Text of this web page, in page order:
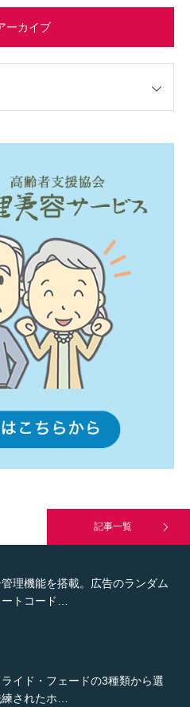
ーカイブ
記事一覧
あらゆる業種に対応可能な新しい
稿タイプ実…
人高齢者支援協会がコミュパ.com
ージを…
理機能を搭載。広告のランダム
トコード…
イド・フェードの3種類から選
されたホ…